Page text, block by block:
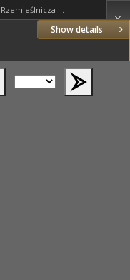
Show details
Izba Rzemieślnicza w Poznaniu